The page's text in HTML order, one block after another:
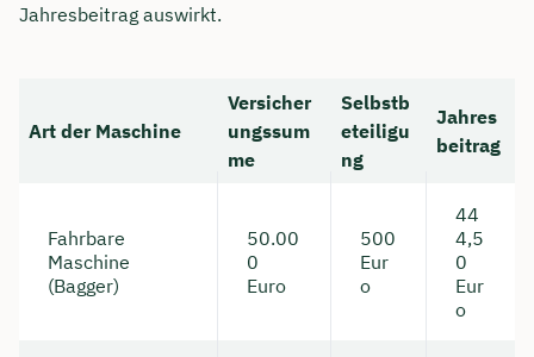
Jahresbeitrag auswirkt.
Art der Maschine
Versicher
ungssum
me
Selbstb
eteiligu
ng
Jahres
beitrag
Fahrbare
Maschine
(Bagger)
50.00
0
Euro
500
Eur
o
44
4,5
0
Eur
o